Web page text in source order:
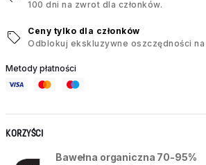
100 dni na zwrot dla członków.
Ceny tylko dla członków
Odblokuj ekskluzywne oszczędności
Metody płatności
KORZYŚCI
Bawełna organiczna 70-95%